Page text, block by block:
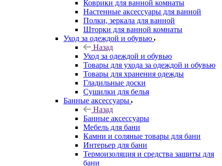
Коврики для ванной комнаты
Настенные аксессуары для ванной
Полки, зеркала для ванной
Шторки для ванной комнаты
Уход за одеждой и обувью
Назад
Уход за одеждой и обувью
Товары для ухода за одеждой и обувью
Товары для хранения одежды
Гладильные доски
Сушилки для белья
Банные аксессуары
Назад
Банные аксессуары
Мебель для бани
Камни и соляные товары для бани
Интерьер для бани
Термоизоляция и средства защиты для
бани